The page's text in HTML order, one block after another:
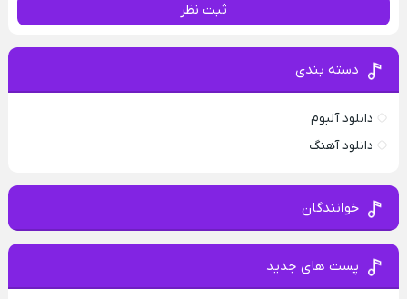
ثبت نظر
دسته بندی
دانلود آلبوم
دانلود آهنگ
خوانندگان
پست های جدید